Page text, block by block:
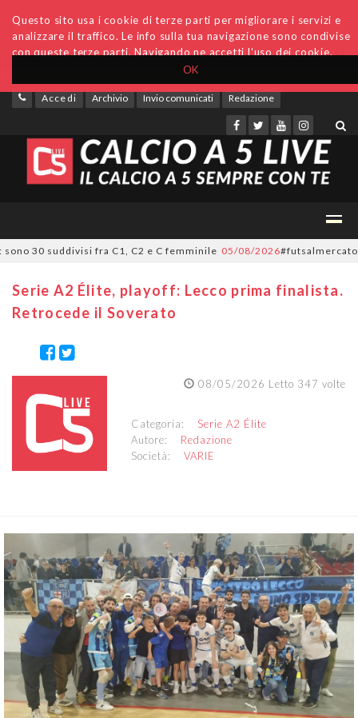
OK
Questo sito usa i cookie di terze parti per migliorare i servizi e
analizzare il traffico. Le info sulla tua navigazione sono condivise
con queste terze parti. Navigando ne accetti l'uso dei cookie.
Accedi Archivio Invio comunicati Redazione
30 suddivisi fra C1, C2 e C femminile 05/08/2026#futsalmercato, ora
Serie A2 Élite, playoff: Lecco prima finalista.
Retrocede il Soverato
08/05/2026 Letto 347 volte
Categoria: Serie A2 Élite
Autore: Redazione
Società:VARIE